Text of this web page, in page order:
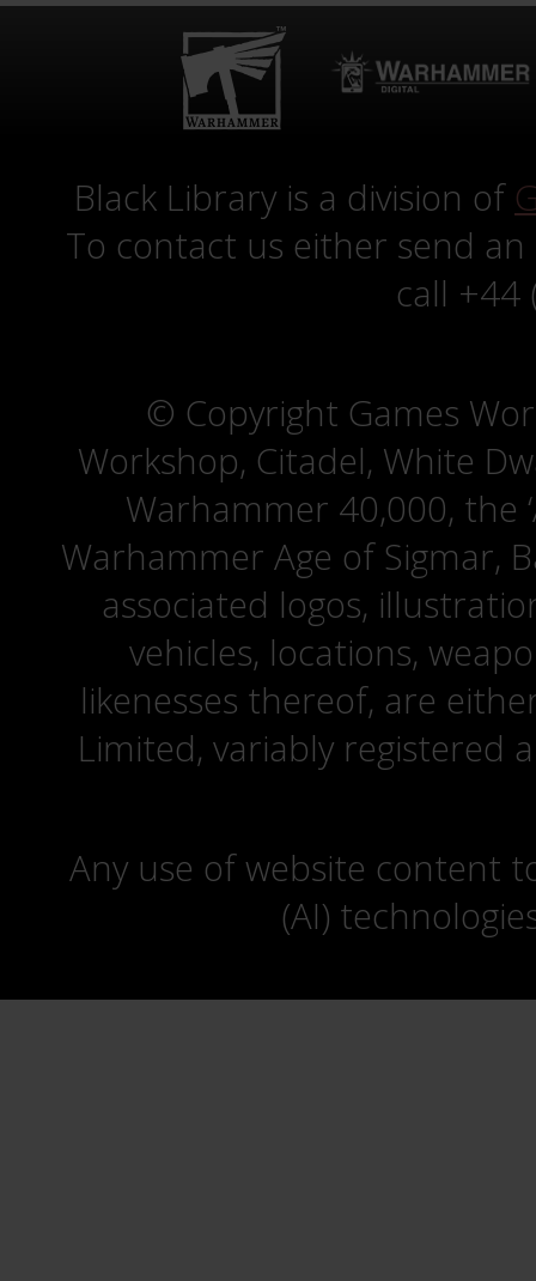
Black Library is a division of
To contact us either send
call +44
© Copyright Games
Workshop, Citadel, White
Warhammer 40,000, the
Warhammer Age of Sigmar,
associated logos,
vehicles, locations,
likenesses thereof, are
Limited, variably registered
Any use of website content
(AI)